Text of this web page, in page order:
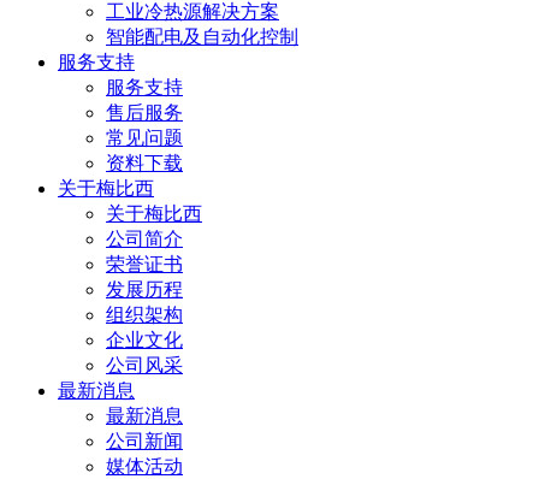
工业冷热源解决方案
智能配电及自动化控制
服务支持
服务支持
售后服务
常见问题
资料下载
关于梅比西
关于梅比西
公司简介
荣誉证书
发展历程
组织架构
企业文化
公司风采
最新消息
最新消息
公司新闻
媒体活动